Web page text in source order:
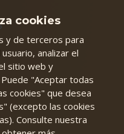
cookies
y de terceros para
analizar el
sitio web y
"Aceptar todas
cookies" que desea
(excepto las cookies
Consulte nuestra